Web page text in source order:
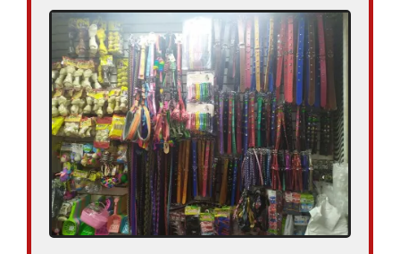
08:30 – 16:00 | Viernes 08:30 – 16:00 |
Sabado 08:30 – 16:00